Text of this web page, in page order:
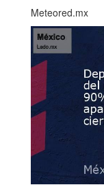
Meteored.mx